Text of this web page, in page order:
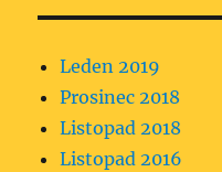
Leden 2019
Prosinec 2018
Listopad 2018
Listopad 2016